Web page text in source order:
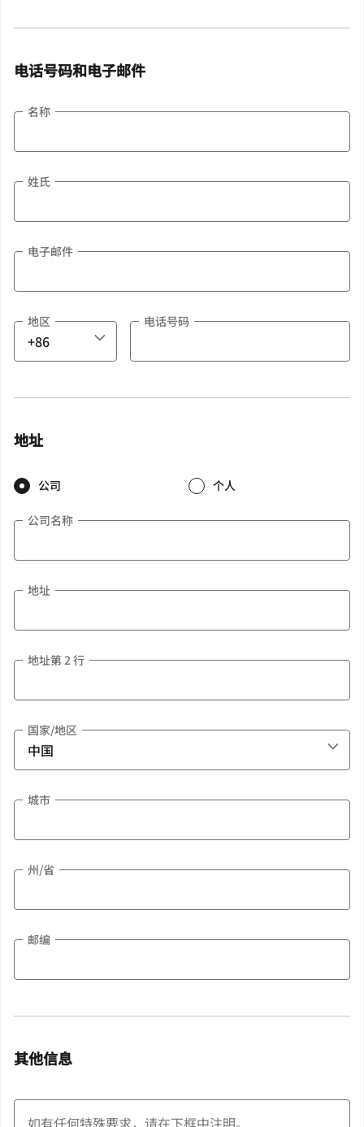
电话号码和电子邮件
名称
姓氏
电子邮件
地区 电话号码
地址
公司 个人
公司名称
地址
地址第 2 行
国家/地区
城市
州/省
邮编
其他信息